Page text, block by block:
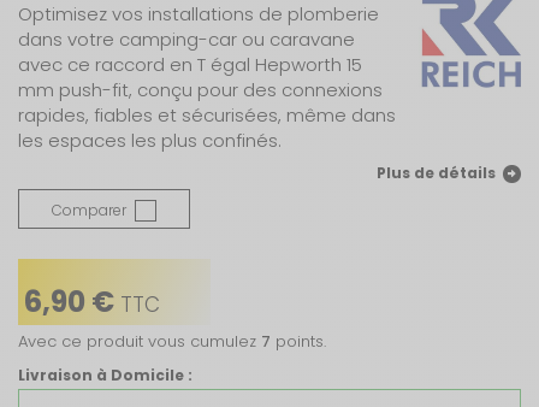
Optimisez vos installations de plomberie
dans votre camping-car ou caravane
avec ce raccord en T égal Hepworth 15
mm push-fit, conçu pour des connexions
rapides, fiables et sécurisées, même dans
les espaces les plus confinés.
Plus de détails
Comparer
6,90 € TTC
Avec ce produit vous cumulez 7 points.
Livraison à Domicile :